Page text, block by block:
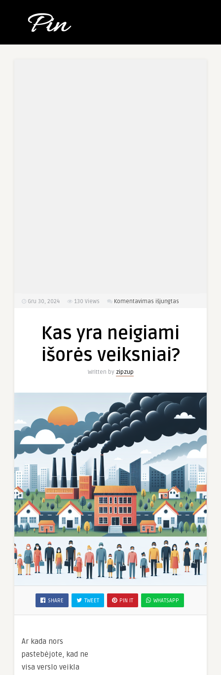
Gru 30, 2024 130 Views Komentavimas išjungtas
veiksniai?
Kas yra neigiami
išorės veiksniai?
Written by zipzup
SHARE TWEET PIN IT WHATSAPP
Ar kada nors
pastebėjote, kad ne
visa verslo veikla